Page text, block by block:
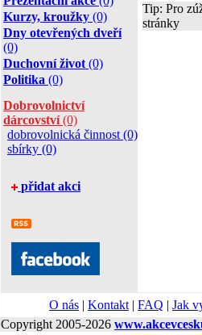
Kurzy, kroužky (0)
Dny otevřených dveří
(0)
Duchovní život (0)
Politika (0)
Dobrovolnictví
dárcovství(0)
dobrovolnická činnost (0)
sbírky (0)
přidat akci
Tip: Pro
stránky
O nás | Kontakt | FAQ | Jak
Copyright 2005-2026